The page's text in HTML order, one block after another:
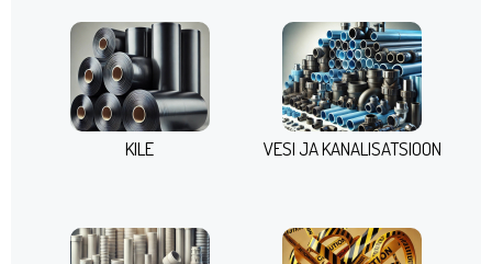
KILE VESI JA KANALISATSIOON